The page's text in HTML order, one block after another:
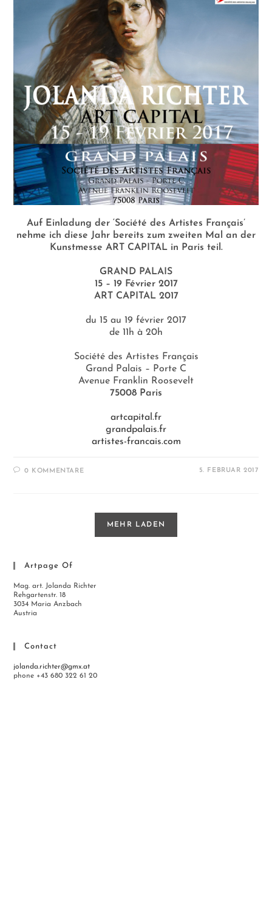
Auf Einladung der ‘Société des Artistes Français’
nehme ich diese Jahr bereits zum zweiten Mal an der
Kunstmesse ART CAPITAL in Paris teil.
GRAND PALAIS
15 – 19 Février 2017
ART CAPITAL 2017
du 15 au 19 février 2017
de 11h à 20h
Société des Artistes Français
Grand Palais – Porte C
Avenue Franklin Roosevelt
75008 Paris
artcapital.fr
grandpalais.fr
artistes-francais.com
0 KOMMENTARE 5. FEBRUAR 2017
MEHR LADEN
Artpage Of
Mag. art. Jolanda Richter
Rehgartenstr. 18
3034 Maria Anzbach
Austria
Contact
jolanda.richter@gmx.at
phone +43 680 322 61 20